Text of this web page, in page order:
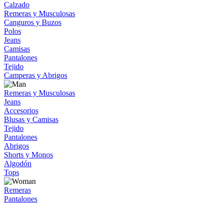
Calzado
Remeras y Musculosas
Canguros y Buzos
Polos
Jeans
Camisas
Pantalones
Tejido
Camperas y Abrigos
Remeras y Musculosas
Jeans
Accesorios
Blusas y Camisas
Tejido
Pantalones
Abrigos
Shorts y Monos
Algodón
Tops
Remeras
Pantalones